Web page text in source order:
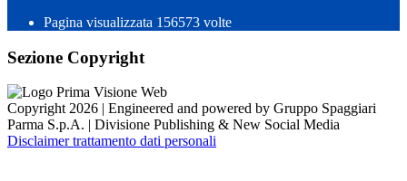
Pagina visualizzata 156573 volte
Sezione Copyright
Copyright 2026 | Engineered and powered by Gruppo Spaggiari
Parma S.p.A. | Divisione Publishing & New Social Media
Disclaimer trattamento dati personali